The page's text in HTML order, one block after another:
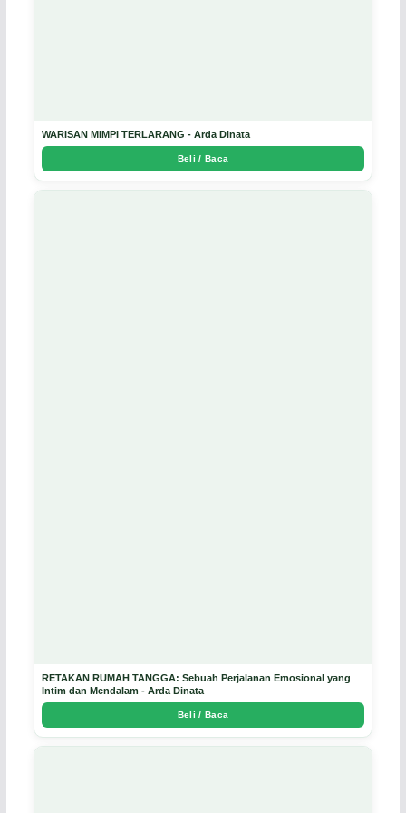
WARISAN MIMPI TERLARANG - Arda Dinata
Beli / Baca
RETAKAN RUMAH TANGGA: Sebuah Perjalanan Emosional yang
Intim dan Mendalam - Arda Dinata
Beli / Baca